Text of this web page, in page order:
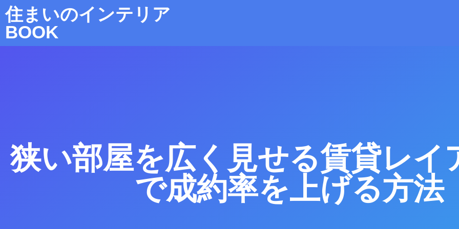
住まいのインテリア
BOOK
狭い部屋を広く見せる賃貸レイ
で成約率を上げる方法